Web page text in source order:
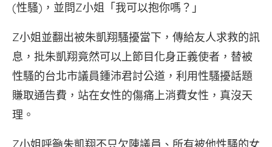
(性騷)，並問Z小姐「我可以抱你嗎？」
Z小姐並翻出被朱凱翔騷擾當下，傳給友人求救的訊
息，批朱凱翔竟然可以上節目化身正義使者，替被
性騷的台北市議員鍾沛君討公道，利用性騷擾話題
賺取通告費，站在女性的傷痛上消費女性，真沒天
理。